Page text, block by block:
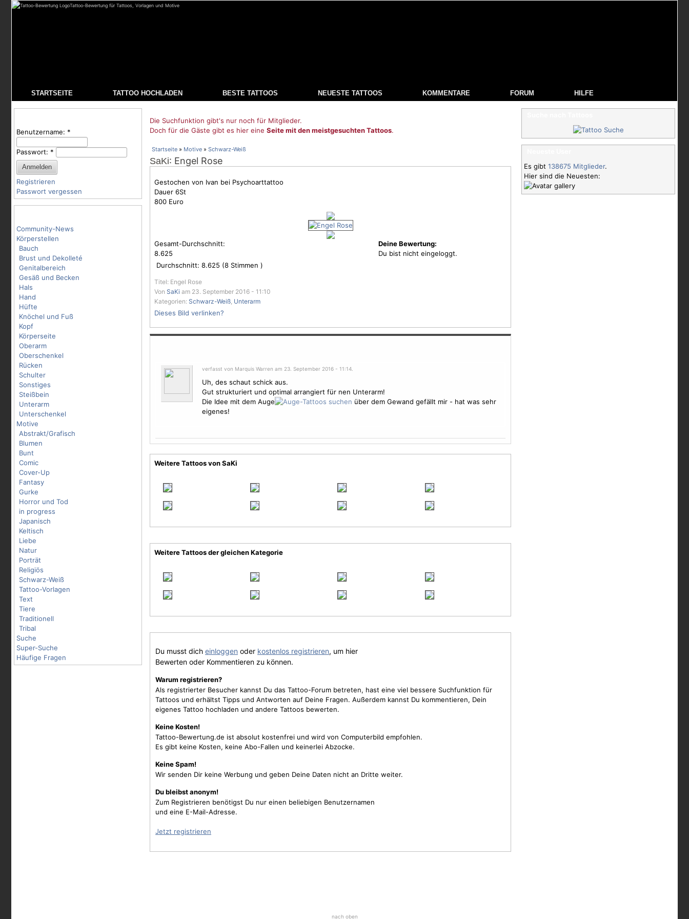
Tattoo-Bewertung für Tattoos, Vorlagen und Motive
STARTSEITE TATTOO HOCHLADEN BESTE TATTOOS NEUESTE TATTOOS KOMMENTARE FORUM HILFE
Benutzername: *
Passwort: *
Registrieren
Passwort vergessen
Community-News
Körperstellen
Bauch
Brust und Dekolleté
Genitalbereich
Gesäß und Becken
Hals
Hand
Hüfte
Knöchel und Fuß
Kopf
Körperseite
Oberarm
Oberschenkel
Rücken
Schulter
Sonstiges
Steißbein
Unterarm
Unterschenkel
Motive
Abstrakt/Grafisch
Blumen
Bunt
Comic
Cover-Up
Fantasy
Gurke
Horror und Tod
in progress
Japanisch
Keltisch
Liebe
Natur
Porträt
Religiös
Schwarz-Weiß
Tattoo-Vorlagen
Text
Tiere
Traditionell
Tribal
Suche
Super-Suche
Häufige Fragen
Die Suchfunktion gibt's nur noch für Mitglieder.
Doch für die Gäste gibt es hier eine Seite mit den meistgesuchten Tattoos.
Startseite » Motive » Schwarz-Weiß
SaKi: Engel Rose
Gestochen von Ivan bei Psychoarttattoo
Dauer 6St
800 Euro
Gesamt-Durchschnitt:
8.625
Durchschnitt: 8.625 (8 Stimmen )
Deine Bewertung:
Du bist nicht eingeloggt.
Titel: Engel Rose
Von SaKi am 23. September 2016 - 11:10
Kategorien: Schwarz-Weiß, Unterarm
Dieses Bild verlinken?
verfasst von Marquis Warren am 23. September 2016 - 11:14.
Uh, des schaut schick aus.
Gut strukturiert und optimal arrangiert für nen Unterarm!
Die Idee mit dem Auge
über dem Gewand gefällt mir - hat was sehr
eigenes!
Weitere Tattoos von SaKi
Weitere Tattoos der gleichen Kategorie
Du musst dich einloggen oder kostenlos registrieren, um hier
Bewerten oder Kommentieren zu können.
Warum registrieren?
Als registrierter Besucher kannst Du das Tattoo-Forum betreten, hast eine viel bessere Suchfunktion für
Tattoos und erhältst Tipps und Antworten auf Deine Fragen. Außerdem kannst Du kommentieren, Dein
eigenes Tattoo hochladen und andere Tattoos bewerten.
Keine Kosten!
Tattoo-Bewertung.de ist absolut kostenfrei und wird von Computerbild empfohlen.
Es gibt keine Kosten, keine Abo-Fallen und keinerlei Abzocke.
Keine Spam!
Wir senden Dir keine Werbung und geben Deine Daten nicht an Dritte weiter.
Du bleibst anonym!
Zum Registrieren benötigst Du nur einen beliebigen Benutzernamen
und eine E-Mail-Adresse.
Jetzt registrieren
Es gibt 138675 Mitglieder.
Hier sind die Neuesten:
nach oben